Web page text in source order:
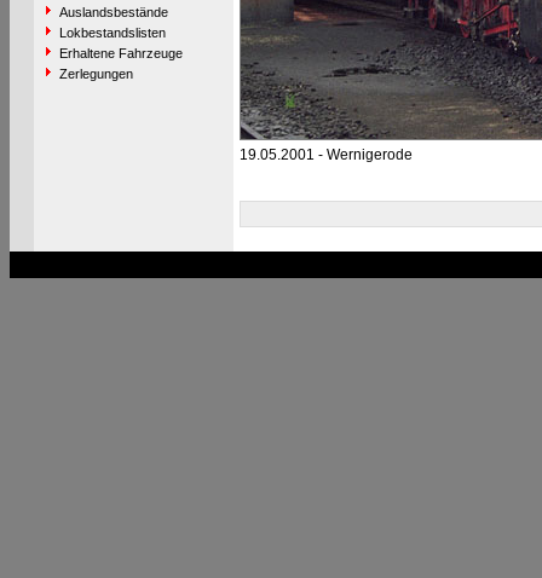
Auslandsbestände
Lokbestandslisten
Erhaltene Fahrzeuge
Zerlegungen
19.05.2001 - Wernigerode